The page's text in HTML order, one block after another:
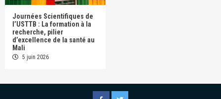
Journées Scientifiques de
l’USTTB : La formation à la
recherche, pilier
d’excellence de la santé au
Mali
5 juin 2026